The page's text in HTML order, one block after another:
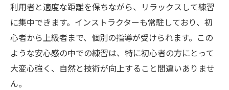
気軽に試せるインドアゴルフの魅力
初心者歓迎！無料体験でスキルチェック
仲間を作るチャンスが広がる無料体験
無料体験で見つけるゴルフの楽しさ
利用者と適度な距離を保ちながら、リラックスして練習
に集中できます。インストラクターも常駐しており、初
心者から上級者まで、個別の指導が受けられます。この
ような安心感の中での練習は、特に初心者の方にとって
大変心強く、自然と技術が向上すること間違いありませ
ん。